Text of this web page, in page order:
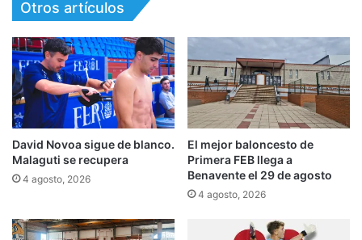
Otros artículos
David Novoa sigue de blanco.
Malaguti se recupera
4 agosto, 2026
El mejor baloncesto de
Primera FEB llega a
Benavente el 29 de agosto
4 agosto, 2026